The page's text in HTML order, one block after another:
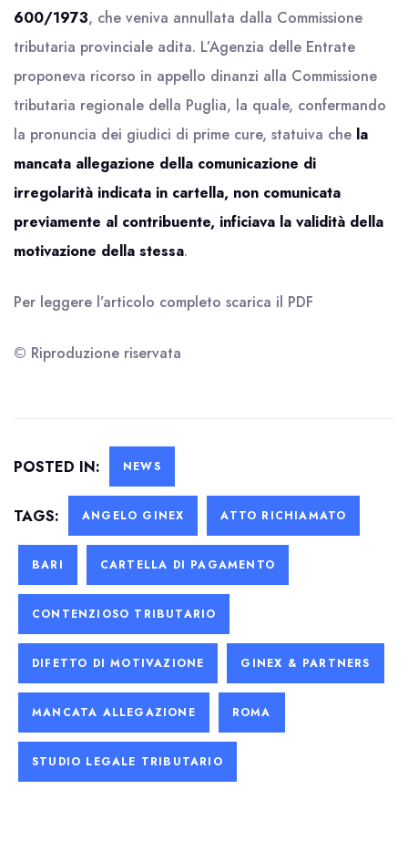
600/1973, che veniva annullata dalla Commissione
tributaria provinciale adita. L’Agenzia delle Entrate
proponeva ricorso in appello dinanzi alla Commissione
tributaria regionale della Puglia, la quale, confermando
la pronuncia dei giudici di prime cure, statuiva che la
mancata allegazione della comunicazione di
irregolarità indicata in cartella, non comunicata
previamente al contribuente, inficiava la validità della
motivazione della stessa.
Per leggere l’articolo completo scarica il PDF
© Riproduzione riservata
POSTED IN: NEWS
TAGS: ANGELO GINEX ATTO RICHIAMATO
BARI CARTELLA DI PAGAMENTO
CONTENZIOSO TRIBUTARIO
DIFETTO DI MOTIVAZIONE GINEX & PARTNERS
MANCATA ALLEGAZIONE ROMA
STUDIO LEGALE TRIBUTARIO